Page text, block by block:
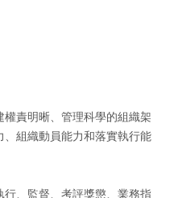
責明晰、管理科學的組織架
組織動員能力和落實執行能
、監督、考評獎懲、業務指